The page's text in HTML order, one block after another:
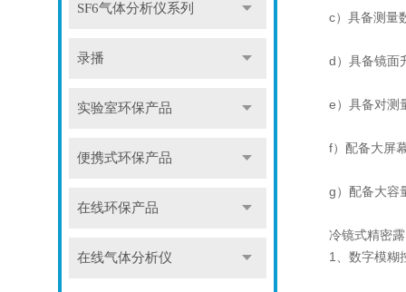
SF6气体分析仪系列
录播
实验室环保产品
便携式环保产品
在线环保产品
在线气体分析仪
c）具备测量数
d）具备镜面
e）具备对测量
f）配备大屏幕
g）配备大容量
冷镜式精密露
1、数字模糊控